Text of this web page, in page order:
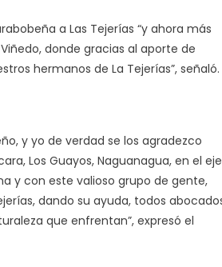
a Las Tejerías “y ahora más
donde gracias al aporte de
hermanos de La Tejerías”, señaló.
y yo de verdad se los agradezco
Los Guayos, Naguanagua, en el eje
y con este valioso grupo de gente,
dando su ayuda, todos
que enfrentan”, expresó el